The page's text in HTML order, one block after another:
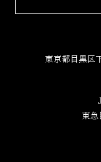
東京都目黒区
東